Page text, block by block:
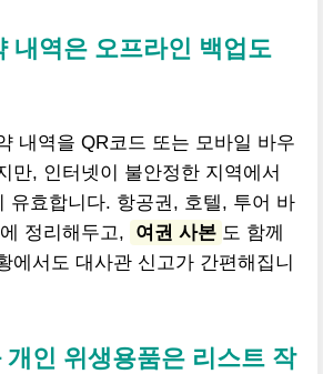
내역은 오프라인 백업도
내역을 QR코드 또는 모바일 바우
만, 인터넷이 불안정한 지역에서
유효합니다. 항공권, 호텔, 투어 바
정리해두고,
여권 사본 도 함께
에서도 대사관 신고가 간편해집니
개인 위생용품은 리스트 작